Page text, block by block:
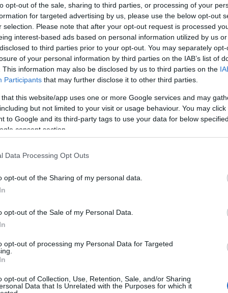
opt-out of the sale, sharing to third parties, or processing of your
for targeted advertising by us, please use the below opt-out
selection. Please note that after your opt-out request is processed
interest-based ads based on personal information utilized by us
to third parties prior to your opt-out. You may separately
of your personal information by third parties on the IAB’s list of
This information may also be disclosed by us to third parties on the
Participants that may further disclose it to other third parties.
that this website/app uses one or more Google services and may
but not limited to your visit or usage behaviour. You may
to Google and its third-party tags to use your data for below
consent section.
Data Processing Opt Outs
opt-out of the Sharing of my personal data.
opt-out of the Sale of my Personal Data.
opt-out of processing my Personal Data for Targeted
opt-out of Collection, Use, Retention, Sale, and/or Sharing
Data that Is Unrelated with the Purposes for which it
Szólj hozzá!
könyv horror chuck palahniuk cartaphilus kísértettek
trackback címe:
api/trackback/id/2900329
Kommentek:
felhasználói tartalomnak minősülnek, értük a
ellenőrzi. Kifogás esetén forduljon a blog szerkesztőjéhez. Részletek a
és azadatvédelmi tájékoztatóban.
11/